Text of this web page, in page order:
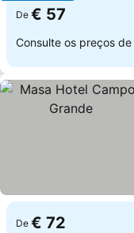
De € 57
Consulte os preços de
De € 72